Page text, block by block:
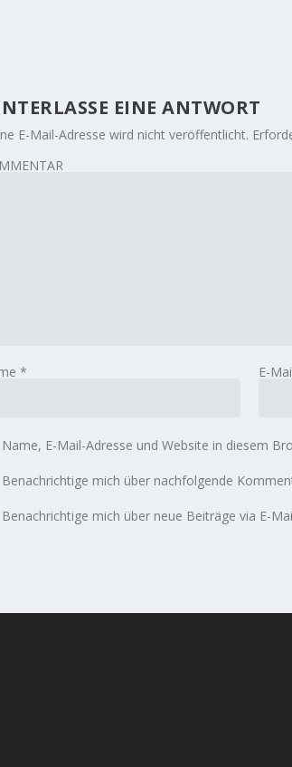
EINE ANTWORT
E-Mail-Adresse wird nicht veröffentlicht.
* E-
Name, E-Mail-Adresse und Website in diesem
Benachrichtige mich über nachfolgende
Benachrichtige mich über neue Beiträge via E-